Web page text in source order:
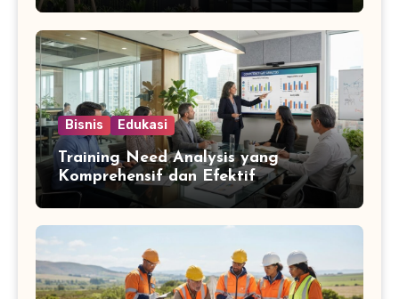
Bisnis Edukasi
Training Need Analysis yang
Komprehensif dan Efektif